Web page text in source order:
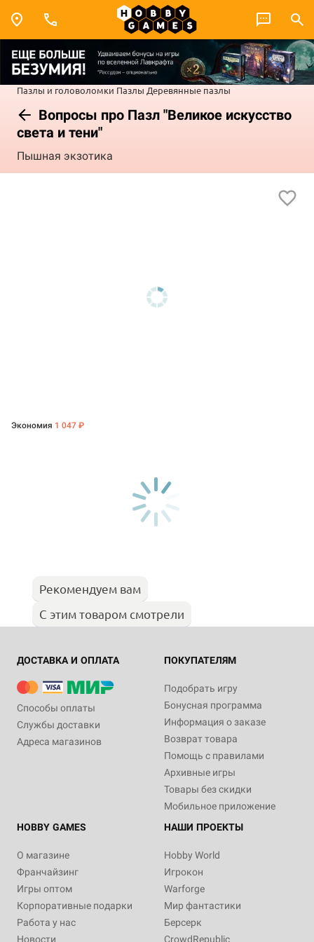
Пазлы и головоломки Пазлы Деревянные пазлы
Вопросы про Пазл "Великое искусство
света и тени"
Пышная экзотика
Экономия 1 047 ₽
Рекомендуем вам
С этим товаром смотрели
ДОСТАВКА И ОПЛАТА
Способы оплаты
Службы доставки
Адреса магазинов
ПОКУПАТЕЛЯМ
Подобрать игру
Бонусная программа
Информация о заказе
Возврат товара
Помощь с правилами
Архивные игры
Товары без скидки
Мобильное приложение
HOBBY GAMES
О магазине
Франчайзинг
Игры оптом
Корпоративные подарки
Работа у нас
Новости
НАШИ ПРОЕКТЫ
Hobby World
Игрокон
Warforge
Мир фантастики
Берсерк
CrowdRepublic